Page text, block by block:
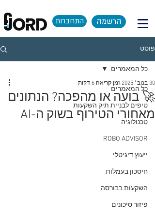
הרשמה התחברות
פוסט
כל המאמרים
טיפים לבניית תיק השקעות
טכנולוגיה
ROBO ADVISOR
ייעוץ דיגיטלי
חיסכון בעמלות
השקעות בבורסה
פיזור סיכונים
כל המאמרים
🚀 בועה או מהפכה? הנתונים
מאחורי הטירוף בשוק ה-AI
30 בנוב׳ 2025 זמן קריאה 6 דקות